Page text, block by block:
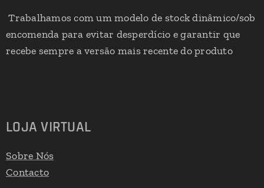
Trabalhamos com um modelo de stock dinâmico/sob
encomenda para evitar desperdício e garantir que
recebe sempre a versão mais recente do produto
LOJA VIRTUAL
Sobre Nós
Contacto